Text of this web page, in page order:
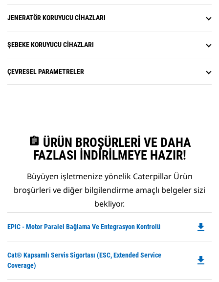
JENERATÖR KORUYUCU CIHAZLARI
ŞEBEKE KORUYUCU CIHAZLARI
ÇEVRESEL PARAMETRELER
assignment ÜRÜN BROŞÜRLERI VE DAHA
FAZLASI İNDIRILMEYE HAZIR!
Büyüyen işletmenize yönelik Caterpillar Ürün
broşürleri ve diğer bilgilendirme amaçlı belgeler sizi
bekliyor.
EPIC - Motor Paralel Bağlama Ve Entegrasyon Kontrolü file_download
Cat® Kapsamlı Servis Sigortası (ESC, Extended Service
Coverage)
file_download